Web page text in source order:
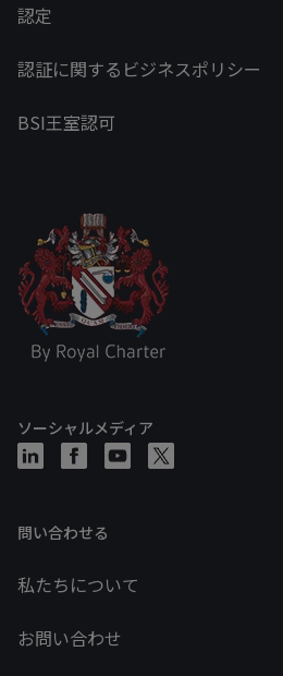
認定
認証に関するビジネスポリシー
BSI王室認可
ソーシャルメディア
問い合わせる
私たちについて
お問い合わせ